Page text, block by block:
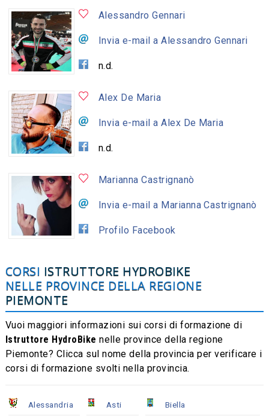
Alessandro Gennari
Invia e-mail a Alessandro Gennari
n.d.
Alex De Maria
Invia e-mail a Alex De Maria
n.d.
Marianna Castrignanò
Invia e-mail a Marianna Castrignanò
Profilo Facebook
CORSI ISTRUTTORE HYDROBIKE
NELLE PROVINCE DELLA REGIONE
PIEMONTE
Vuoi maggiori informazioni sui corsi di formazione di
Istruttore HydroBike nelle province della regione
Piemonte? Clicca sul nome della provincia per verificare i
corsi di formazione svolti nella provincia.
Alessandria Asti Biella